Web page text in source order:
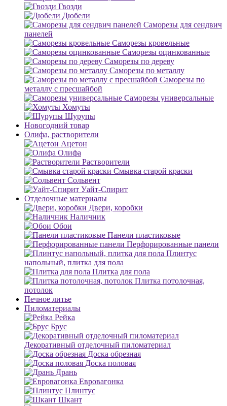
Гвозди
Дюбели
Саморезы для сендвич
панелей
Саморезы кровельные
Саморезы оцинкованные
Саморезы по дереву
Саморезы по металлу
Саморезы по
металлу с пресшайбой
Саморезы универсальные
Хомуты
Шурупы
Новогодний товар
Олифа, растворители
Ацетон
Олифа
Растворители
Смывка старой краски
Сольвент
Уайт-Спирит
Отделочные материалы
Двери, коробки
Наличник
Обои
Панели пластиковые
Перфорированные панели
Плинтус
напольный, плитка для пола
Плитка для пола
Плитка потолочная,
потолок
Печное литье
Пиломатериалы
Рейка
Брус
Декоративный отделочный пиломатериал
Доска обрезная
Доска половая
Дрань
Евровагонка
Плинтус
Шкант